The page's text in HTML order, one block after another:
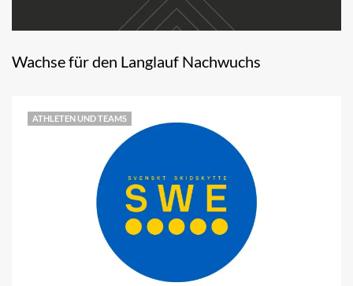
Wachse für den Langlauf Nachwuchs
ATHLETEN UND TEAMS